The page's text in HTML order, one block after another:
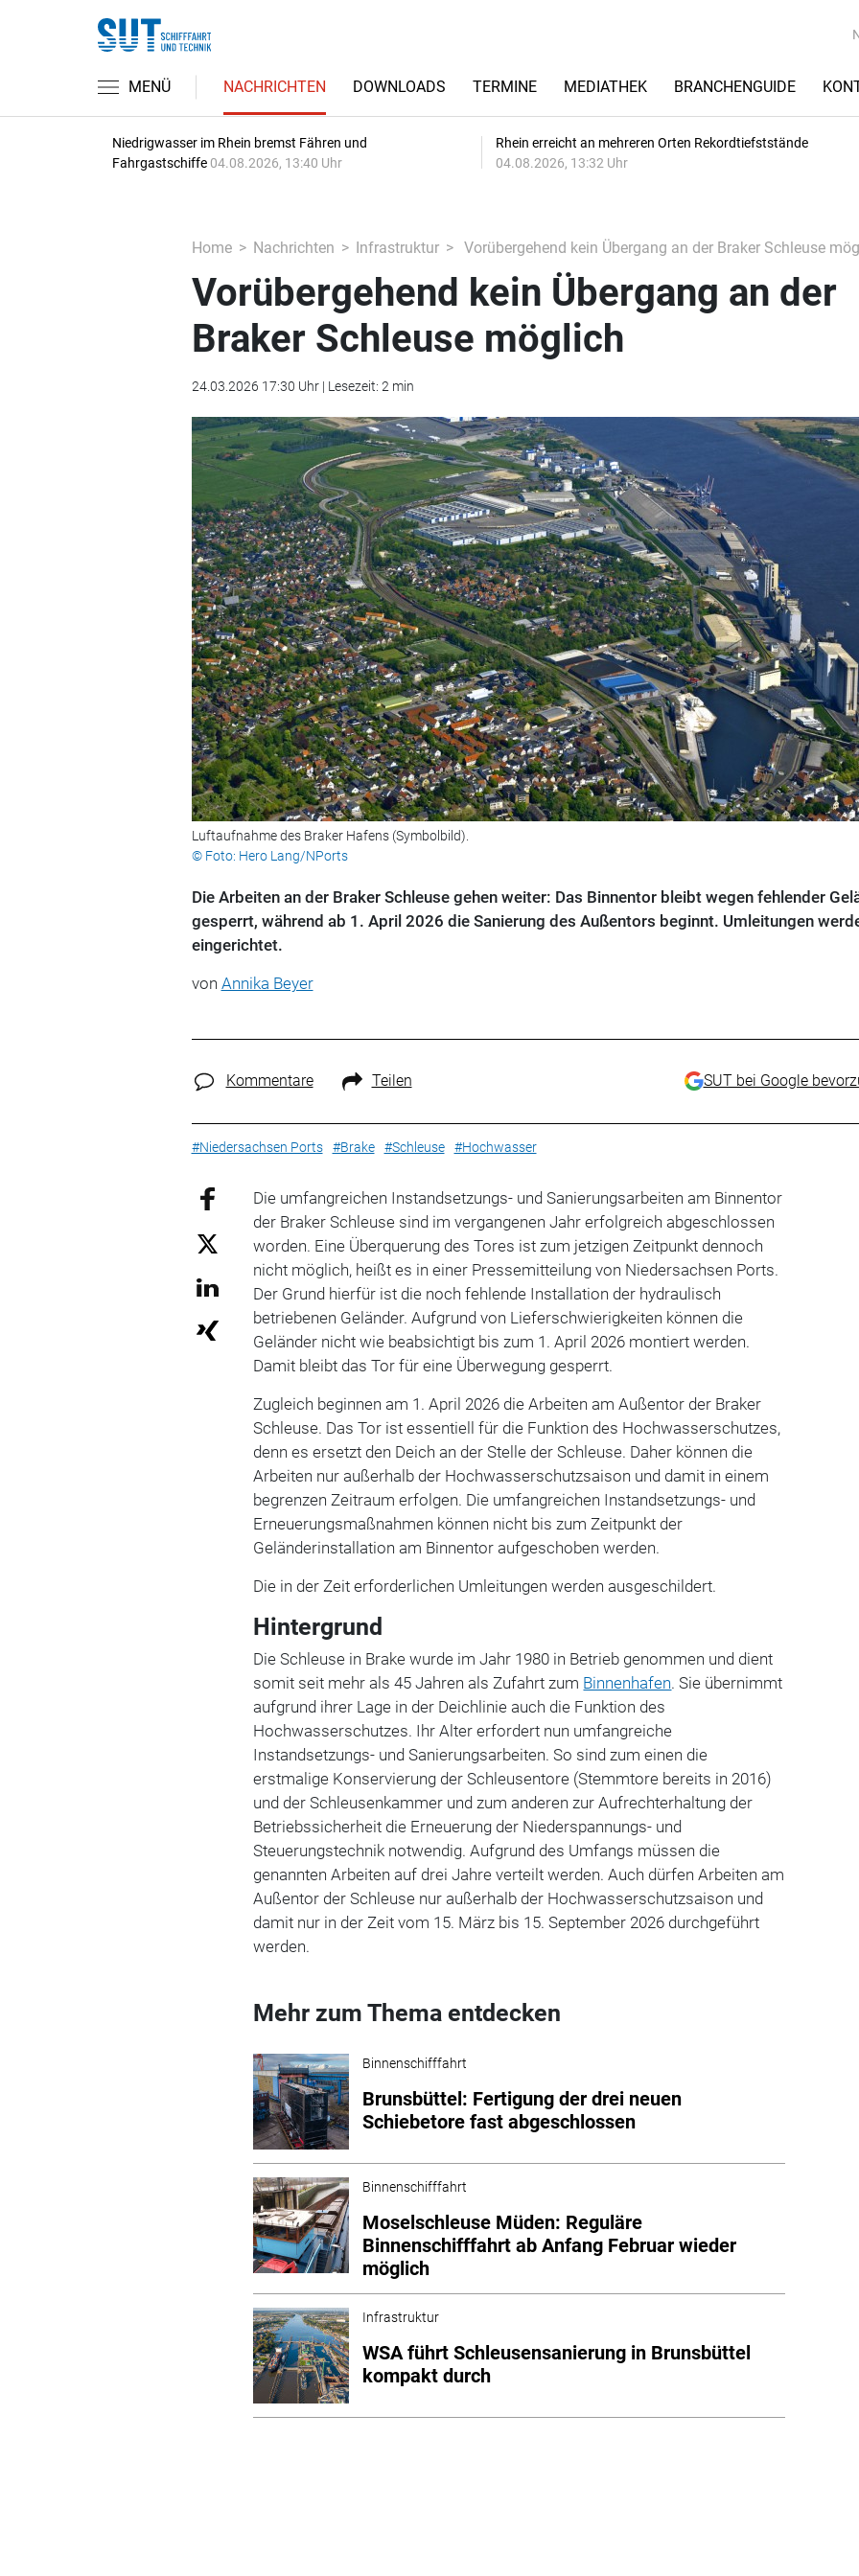
MENÜ NACHRICHTEN DOWNLOADS TERMINE MEDIATHEK BRANCHENGUIDE
Niedrigwasser im Rhein bremst Fähren und
Fahrgastschiffe 04.08.2026, 13:40 Uhr
Rhein erreicht an mehreren Orten Rekordtiefststände
04.08.2026, 13:32 Uhr
Home Nachrichten Infrastruktur Vorübergehend kein Übergang an der Braker Schleuse
Vorübergehend kein Übergang an der
Braker Schleuse möglich
24.03.2026 17:30 Uhr | Lesezeit: 2 min
Luftaufnahme des Braker Hafens (Symbolbild).
© Foto: Hero Lang/NPorts
Die Arbeiten an der Braker Schleuse gehen weiter: Das Binnentor bleibt wegen fehlender
gesperrt, während ab 1. April 2026 die Sanierung des Außentors beginnt. Umleitungen
eingerichtet.
von Annika Beyer
Kommentare Teilen SUT bei Google
#Niedersachsen Ports #Brake #Schleuse #Hochwasser
Die umfangreichen Instandsetzungs- und Sanierungsarbeiten am Binnentor
der Braker Schleuse sind im vergangenen Jahr erfolgreich abgeschlossen
worden. Eine Überquerung des Tores ist zum jetzigen Zeitpunkt dennoch
nicht möglich, heißt es in einer Pressemitteilung von Niedersachsen Ports.
Der Grund hierfür ist die noch fehlende Installation der hydraulisch
betriebenen Geländer.Aufgrund von Lieferschwierigkeiten können die
Geländer nicht wie beabsichtigt bis zum 1. April 2026 montiert werden.
Damit bleibt das Tor für eine Überwegung gesperrt.
Zugleich beginnen am 1. April 2026 die Arbeiten am Außentor der Braker
Schleuse. Das Tor ist essentiell für die Funktion des Hochwasserschutzes,
denn es ersetzt den Deich an der Stelle der Schleuse. Daher können die
Arbeiten nur außerhalb der Hochwasserschutzsaison und damit in einem
begrenzen Zeitraum erfolgen. Die umfangreichen Instandsetzungs- und
Erneuerungsmaßnahmen können nicht bis zum Zeitpunkt der
Geländerinstallation am Binnentor aufgeschoben werden.
Die in der Zeit erforderlichen Umleitungen werden ausgeschildert.
Hintergrund
Die Schleuse in Brake wurde im Jahr 1980 in Betrieb genommen und dient
somit seit mehr als 45 Jahren als Zufahrt zum Binnenhafen. Sie übernimmt
aufgrund ihrer Lage in der Deichlinie auch die Funktion des
Hochwasserschutzes. Ihr Alter erfordert nun umfangreiche
Instandsetzungs- und Sanierungsarbeiten. So sind zum einen die
erstmalige Konservierung der Schleusentore (Stemmtore bereits in 2016)
und der Schleusenkammer und zum anderen zur Aufrechterhaltung der
Betriebssicherheit die Erneuerung der Niederspannungs- und
Steuerungstechnik notwendig. Aufgrund des Umfangs müssen die
genannten Arbeiten auf drei Jahre verteilt werden. Auch dürfen Arbeiten am
Außentor der Schleuse nur außerhalb der Hochwasserschutzsaison und
damit nur in der Zeit vom 15. März bis 15. September 2026 durchgeführt
werden.
Mehr zum Thema entdecken
Binnenschifffahrt
Brunsbüttel: Fertigung der drei neuen
Schiebetore fast abgeschlossen
Binnenschifffahrt
Moselschleuse Müden: Reguläre
Binnenschifffahrt ab Anfang Februar wieder
möglich
Infrastruktur
WSA führt Schleusensanierung in Brunsbüttel
kompakt durch